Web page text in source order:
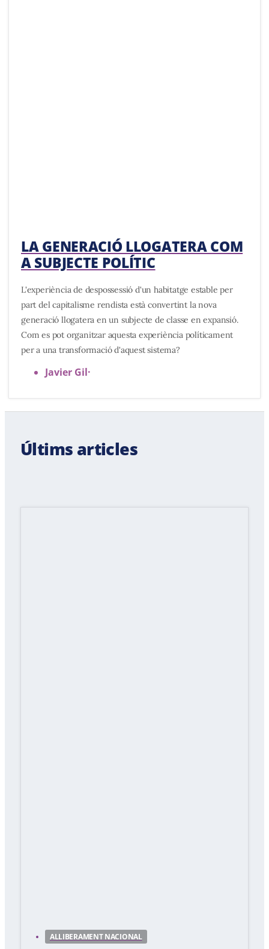
LA GENERACIÓ LLOGATERA COM
A SUBJECTE POLÍTIC
L'experiència de despossessió d'un habitatge estable per
part del capitalisme rendista està convertint la nova
generació llogatera en un subjecte de classe en expansió.
Com es pot organitzar aquesta experiència políticament
per a una transformació d'aquest sistema?
Javier Gil·
Últims articles
ALLIBERAMENT NACIONAL